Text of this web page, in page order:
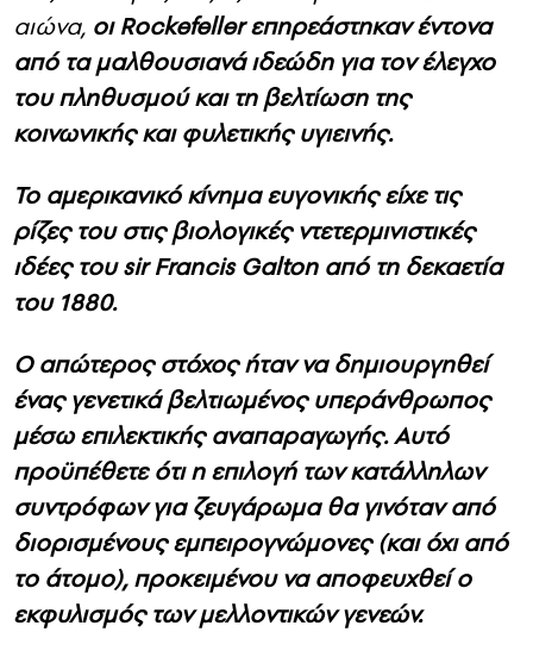
αιώνα, οι Rockefeller επηρεάστηκαν έντονα
από τα μαλθουσιανά ιδεώδη για τον έλεγχο
του πληθυσμού και τη βελτίωση της
κοινωνικής και φυλετικής υγιεινής.
Το αμερικανικό κίνημα ευγονικής είχε τις
ρίζες του στις βιολογικές ντετερμινιστικές
ιδέες του sir Francis Galton από τη δεκαετία
του 1880.
Ο απώτερος στόχος ήταν να δημιουργηθεί
ένας γενετικά βελτιωμένος υπεράνθρωπος
μέσω επιλεκτικής αναπαραγωγής. Αυτό
προϋπέθετε ότι η επιλογή των κατάλληλων
συντρόφων για ζευγάρωμα θα γινόταν από
διορισμένους εμπειρογνώμονες (και όχι από
το άτομο), προκειμένου να αποφευχθεί ο
εκφυλισμός των μελλοντικών γενεών.